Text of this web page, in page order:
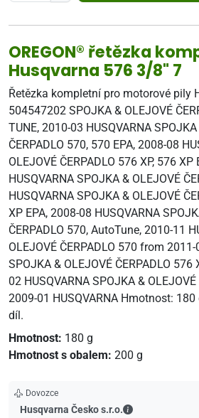
OREGON® řetězka
Husqvarna 576 3/8" 7
Řetězka kompletní pro motorové pily
504547202 SPOJKA & OLEJOVÉ
TUNE, 2010-03 HUSQVARNA
ČERPADLO 570, 570 EPA, 2008-08
OLEJOVÉ ČERPADLO 576 XP, 576 XP
HUSQVARNA SPOJKA & OLEJOVÉ
HUSQVARNA SPOJKA & OLEJOVÉ
XP EPA, 2008-08 HUSQVARNA
ČERPADLO 570, AutoTune, 2010-11
OLEJOVÉ ČERPADLO 570 from 2011-
SPOJKA & OLEJOVÉ ČERPADLO 576
02 HUSQVARNA SPOJKA & OLEJOVÉ
2009-01 HUSQVARNA Hmotnost:
díl.
Hmotnost: 180 g
Hmotnost s obalem: 200 g
Dovozce
Husqvarna Česko s.r.o.
Husqvarna